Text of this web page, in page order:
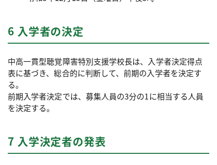
6 入学者の決定
中高一貫型聴覚障害特別支援学校長は、入学者決定得点
表に基づき、総合的に判断して、前期の入学者を決定す
る。
前期入学者決定では、募集人員の3分の1に相当する人員
を決定する。
7 入学決定者の発表